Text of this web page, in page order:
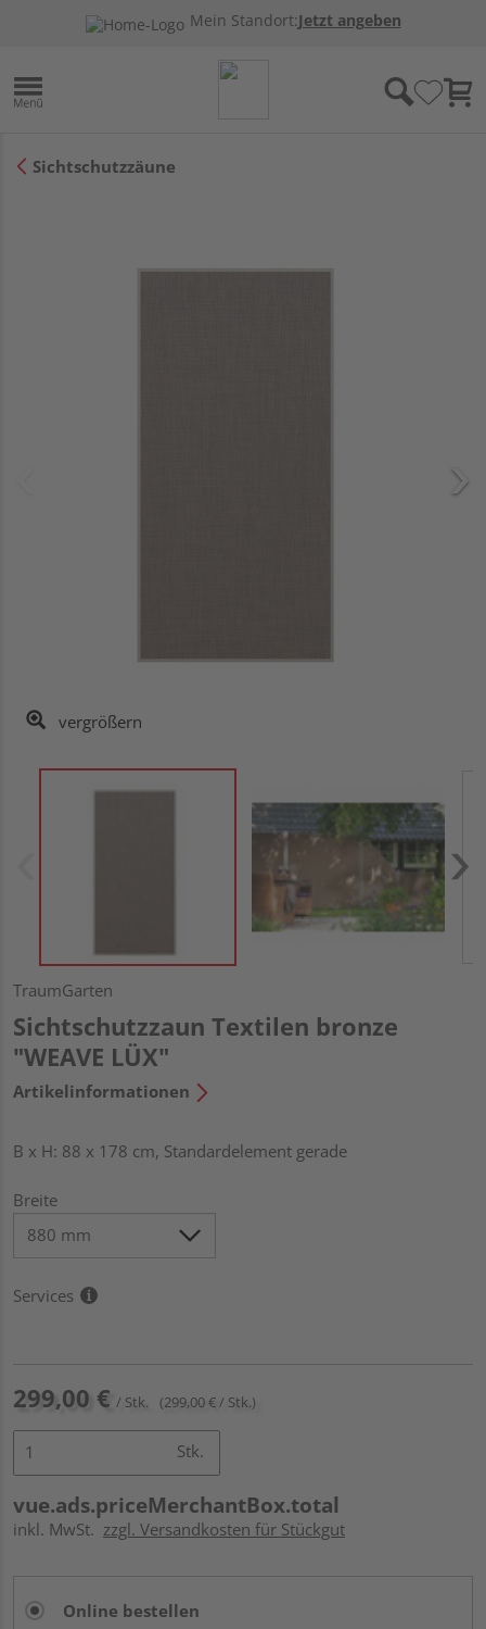
Mein Standort:Jetzt angeben
Sichtschutzzäune
vergrößern
TraumGarten
Sichtschutzzaun Textilen bronze
"WEAVE LÜX"
Artikelinformationen
B x H: 88 x 178 cm, Standardelement gerade
Breite
Services
299,00 € / Stk. (299,00 € / Stk.)
Stk.
vue.ads.priceMerchantBox.total
inkl. MwSt. zzgl. Versandkosten für Stückgut
Online bestellen